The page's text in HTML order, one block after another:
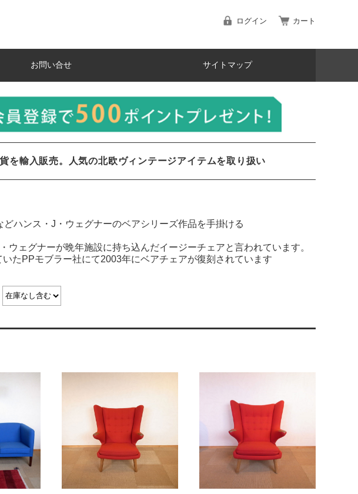
ログイン カート
お問い合せ サイトマップ
を輸入販売。人気の北欧ヴィンテージアイテムを取り扱い
ハンス・J・ウェグナーのベアシリーズ作品を手掛ける
ェグナーが晩年施設に持ち込んだイージーチェアと言われています。
たPPモブラー社にて2003年にベアチェアが復刻されています